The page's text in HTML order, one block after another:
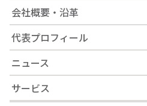
会社概要・沿革
代表プロフィール
ニュース
サービス